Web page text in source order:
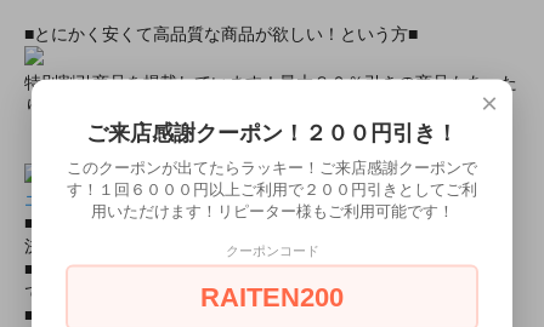
■とにかく安くて高品質な商品が欲しい！という方■
特別割引商品を掲載しています！最大８０％引きの商品もあった
りします！
エアガン・迷彩服・ミリタリー装備品の通販ショップ
■ミリタリー初心者・女性大歓迎！ 送料全国一律￥５００！
決済方法いろいろ！
■ミリタリーコスプレの小物が必要な時は、コンバットアームズ
でお買い物♪
■映画・アニメ・ゲームで有名な銃を￥１０００～取り揃えてい
×
ご来店感謝クーポン！２００円引き！
このクーポンが出てたらラッキー！ご来店感謝クーポンで
す！１回６０００円以上ご利用で２００円引きとしてご利
用いただけます！リピーター様もご利用可能です！
クーポンコード
RAITEN200